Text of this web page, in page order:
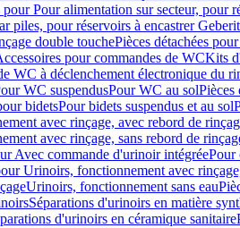
pour Pour alimentation sur secteur, pour
piles, pour réservoirs à encastrer
double touchePièces détachées
pour commandes de WCKits
WC à déclenchement électronique du
WC suspendusPour WC au solPièces
bidetsPour bidets suspendus et au sol
avec rinçage, avec rebord de
avec rinçage, sans rebord de
Avec commande d'urinoir intégréePour
Urinoirs, fonctionnement avec
Urinoirs, fonctionnement sans eau
Séparations d'urinoirs en matière
d'urinoirs en céramique sanitaire